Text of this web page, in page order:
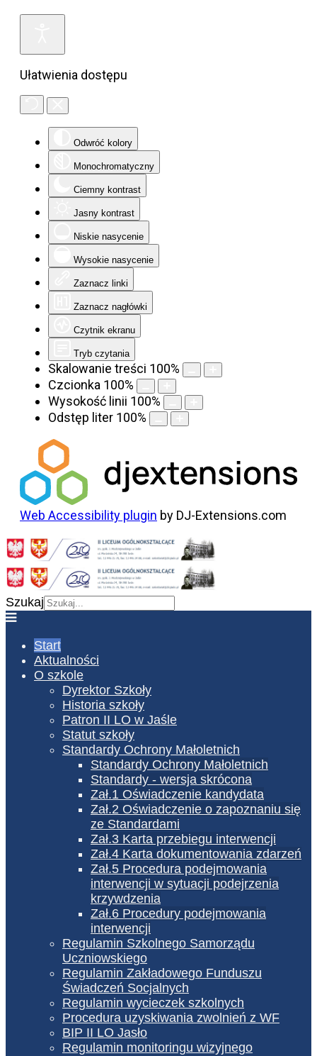
Ułatwienia dostępu
Odwróć kolory
Monochromatyczny
Ciemny kontrast
Jasny kontrast
Niskie nasycenie
Wysokie nasycenie
Zaznacz linki
Zaznacz nagłówki
Czytnik ekranu
Tryb czytania
Skalowanie treści 100%
Czcionka 100%
Wysokość linii 100%
Odstęp liter 100%
Web Accessibility plugin by DJ-Extensions.com
Szukaj
Start
Aktualności
O szkole
Dyrektor Szkoły
Historia szkoły
Patron II LO w Jaśle
Statut szkoły
Standardy Ochrony Małoletnich
Standardy Ochrony Małoletnich
Standardy - wersja skrócona
Zał.1 Oświadczenie kandydata
Zał.2 Oświadczenie o zapoznaniu się
ze Standardami
Zał.3 Karta przebiegu interwencji
Zał.4 Karta dokumentowania zdarzeń
Zał.5 Procedura podejmowania
interwencji w sytuacji podejrzenia
krzywdzenia
Zał.6 Procedury podejmowania
interwencji
Regulamin Szkolnego Samorządu
Uczniowskiego
Regulamin Zakładowego Funduszu
Świadczeń Socjalnych
Regulamin wycieczek szkolnych
Procedura uzyskiwania zwolnień z WF
BIP II LO Jasło
Regulamin monitoringu wizyjnego